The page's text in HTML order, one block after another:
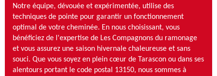
Notre équipe, dévouée et expérimentée, utilise des
techniques de pointe pour garantir un fonctionnement
optimal de votre cheminée. En nous choisissant, vous
bénéficiez de l'expertise de Les Compagnons du ramonage
et vous assurez une saison hivernale chaleureuse et sans
souci. Que vous soyez en plein cœur de Tarascon ou dans ses
alentours portant le code postal 13150, nous sommes à